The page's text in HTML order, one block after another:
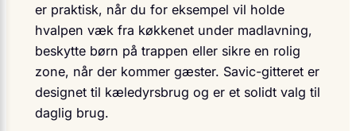
er praktisk, når du for eksempel vil holde
hvalpen væk fra køkkenet under madlavning,
beskytte børn på trappen eller sikre en rolig
zone, når der kommer gæster. Savic-gitteret er
designet til kæledyrsbrug og er et solidt valg til
daglig brug.